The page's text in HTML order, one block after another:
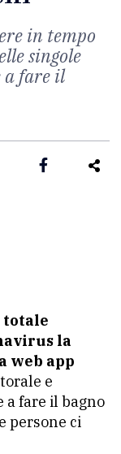
in tempo
singole
a fare il
totale
la
web app
e
a fare il bagno
persone ci